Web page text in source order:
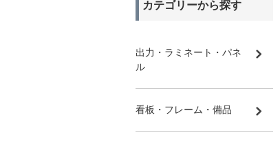
カテゴリーから探す
出力・ラミネート・パネ
ル
看板・フレーム・備品